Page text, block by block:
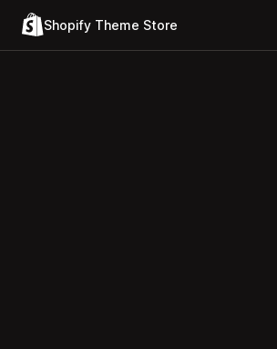
Shopify Theme Store